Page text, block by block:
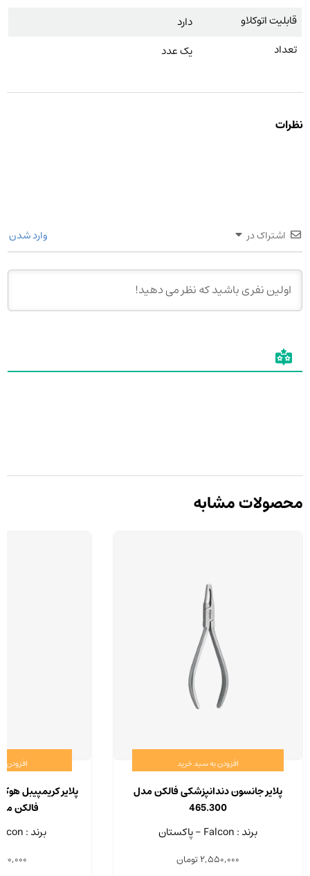
قابلیت اتوکلاو
دارد
تعداد
یک عدد
نظرات
اشتراک در وارد شدن
محصولات مشابه
افزودن به سبد خرید
پلایر جانسون دندانپزشکی فالکن مدل
465.300
برند : Falcon - پاکستان
2,550,000تومان
افزودن
پلایر کریمپیبل
فالکن مدل
برند : Falcon - پاکستان